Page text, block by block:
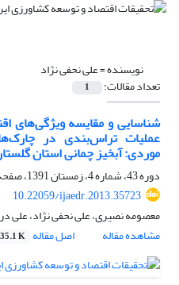
نویسنده =علی نحفی نژاد
تعداد مقالات: 1
شناسایی و مقایسه ویژگی‌های
عملیات تراس‌بندی در
موردی: آبخیز چمانی استان
دوره 43، شماره 4، زمستان 1391، صفحه
10.22059/ijaedr.2013.35723
معصومه نصیری، علی نحفی نژاد، علی
مشاهده مقاله
اصل مقاله K